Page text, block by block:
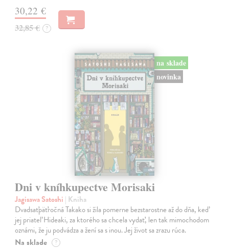
30,22 €
32,85 € ?
na sklade
novinka
Dni v kníhkupectve Morisaki
Jagisawa Satoshi | Kniha
Dvadsaťpäťročná Takako si žila pomerne bezstarostne až do dňa, keď
jej priateľ Hideaki, za ktorého sa chcela vydať, len tak mimochodom
oznámi, že ju podvádza a žení sa s inou. Jej život sa zrazu rúca.
Na sklade ?